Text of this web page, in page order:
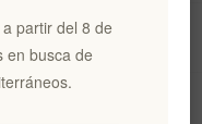
partir del 8 de
en busca de